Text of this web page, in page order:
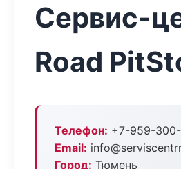
Сервис-
Road
Телефон: +7-959-
Email:
Город: Тюмень